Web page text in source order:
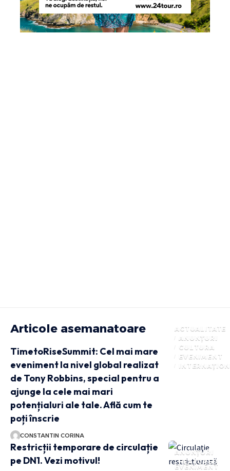
Articole asemanatoare
ACTUALITATE
ANUNȚURI
CULTURA
EVENIMENT
TimetoRiseSummit: Cel mai mare
eveniment la nivel global realizat
de Tony Robbins, special pentru a
ajunge la cele mai mari
potențialuri ale tale. Află cum te
poți înscrie
CONSTANTIN CORINA
ANUNȚURI
FEATURED
Restricții temporare de circulație
pe DN1. Vezi motivul!
EVENIMENT